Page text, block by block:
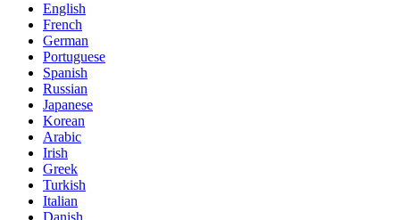
English
French
German
Portuguese
Spanish
Russian
Japanese
Korean
Arabic
Irish
Greek
Turkish
Italian